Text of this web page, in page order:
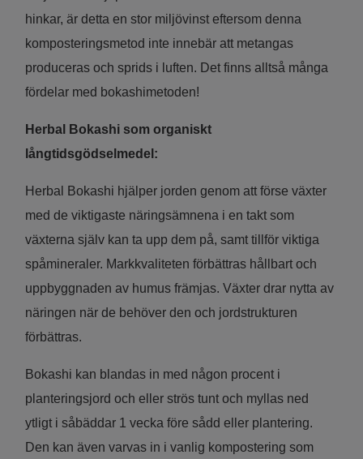
hinkar, är detta en stor miljövinst eftersom denna
komposteringsmetod inte innebär att metangas
produceras och sprids i luften. Det finns alltså många
fördelar med bokashimetoden!
Herbal Bokashi som organiskt
långtidsgödselmedel:
Herbal Bokashi hjälper jorden genom att förse växter
med de viktigaste näringsämnena i en takt som
växterna själv kan ta upp dem på, samt tillför viktiga
spåmineraler. Markkvaliteten förbättras hållbart och
uppbyggnaden av humus främjas. Växter drar nytta av
näringen när de behöver den och jordstrukturen
förbättras.
Bokashi kan blandas in med någon procent i
planteringsjord och eller strös tunt och myllas ned
ytligt i såbäddar 1 vecka före sådd eller plantering.
Den kan även varvas in i vanlig kompostering som